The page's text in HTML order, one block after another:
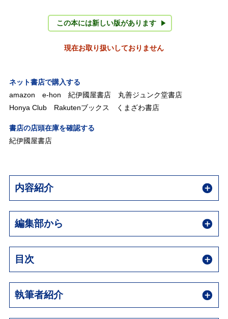
この本には新しい版があります
現在お取り扱いしておりません
ネット書店で購入する
amazon
e-hon 紀伊國屋書店
丸善ジュンク堂書店
Honya Club
Rakutenブックス くまざわ書店
書店の店頭在庫を確認する
紀伊國屋書店
内容紹介
編集部から
目次
執筆者紹介